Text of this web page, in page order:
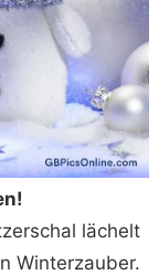
lächelt
Winterzauber.